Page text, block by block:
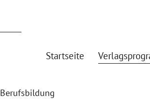
Startseite
Berufsbildung